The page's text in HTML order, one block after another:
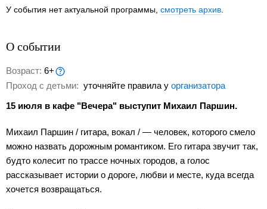
У события нет актуальной программы, смотреть архив
О событии
Возраст: 6+
Проход с детьми: уточняйте правила у организатора
15 июля в кафе "Вечера" выступит Михаил Паршин.
Михаил Паршин / гитара, вокал / — человек, которого смело
можно назвать дорожным романтиком. Его гитара звучит так,
будто колесит по трассе ночных городов, а голос
рассказывает истории о дороге, любви и месте, куда всегда
хочется возвращаться.